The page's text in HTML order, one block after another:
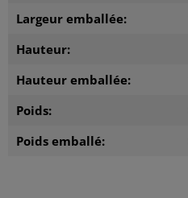
Largeur emballée:
Hauteur:
Hauteur emballée:
Poids:
Poids emballé: